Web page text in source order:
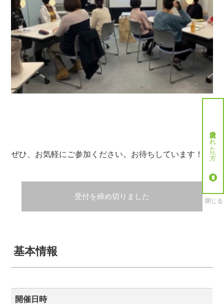
ぜひ、お気軽にご参加ください。お待ちしています！！
受付を締め切りました
基本情報
開催日時
就労決定された方へ
閉じる